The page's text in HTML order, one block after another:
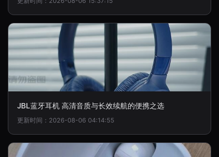
JBL蓝牙耳机 高清音质与长效续航的便携之选
更新时间：2026-08-06 04:14:55